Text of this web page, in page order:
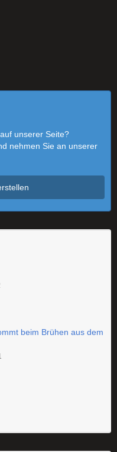
unserer Seite?
nehmen Sie an unserer
beim Brühen aus dem